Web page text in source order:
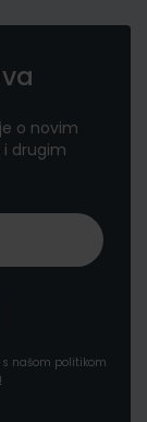
o novim
drugim
našom politikom